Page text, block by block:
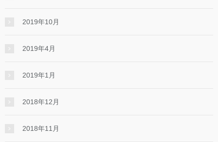
2019年10月
2019年4月
2019年1月
2018年12月
2018年11月